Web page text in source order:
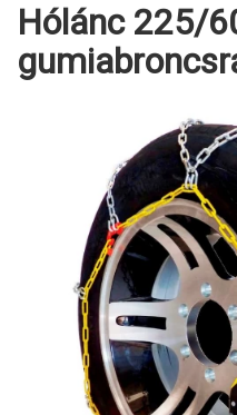
Hólánc 225/